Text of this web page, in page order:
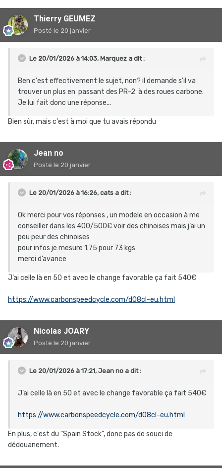
Thierry GEUMEZ
Posté le 20 janvier
Le 20/01/2026 à 14:03, Marquez a dit :
Ben c'est effectivement le sujet, non? il demande s'il va
trouver un plus en passant des PR-2 à des roues carbone.
Je lui fait donc une réponse...
Bien sûr, mais c'est à moi que tu avais répondu
Jean no
Posté le 20 janvier
Le 20/01/2026 à 16:26, cats a dit :
Ok merci pour vos réponses , un modele en occasion à me
conseiller dans les 400/500€ voir des chinoises mais j’ai un
peu peur des chinoises
pour infos je mesure 1.75 pour 73 kgs
merci d’avance
J’ai celle là en 50 et avec le change favorable ça fait 540€
https://www.carbonspeedcycle.com/d08cl-eu.html
Nicolas JOARY
Posté le 20 janvier
Le 20/01/2026 à 17:21, Jean no a dit :
J’ai celle là en 50 et avec le change favorable ça fait 540€
https://www.carbonspeedcycle.com/d08cl-eu.html
En plus, c'est du "Spain Stock", donc pas de souci de
dédouanement.